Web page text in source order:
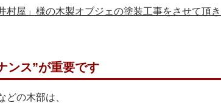
村屋」様の木製オブジェの塗装工事をさせて頂
ンス”が重要です
どの木部は、